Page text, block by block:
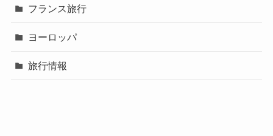
フランス旅行
ヨーロッパ
旅行情報